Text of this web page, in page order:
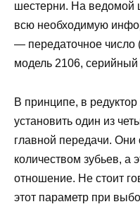
шестерни. На ведомой
всю необходимую
— передаточное число
модель 2106,
В принципе, в
установить один из
главной передачи. Они
количеством зубьев, а
отношение. Не стоит
этот параметр при